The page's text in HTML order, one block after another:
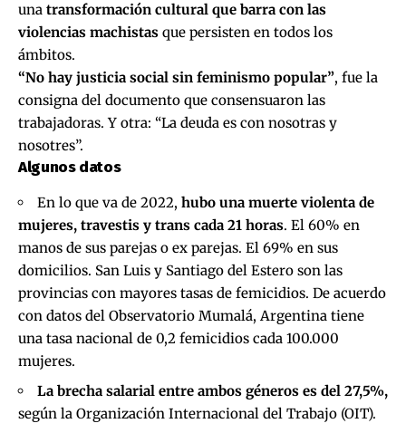
una transformación cultural que barra con las
violencias machistas que persisten en todos los
ámbitos.
“No hay justicia social sin feminismo popular”, fue la
consigna del documento que consensuaron las
trabajadoras. Y otra: “La deuda es con nosotras y
nosotres”.
Algunos datos
En lo que va de 2022, hubo una muerte violenta de
mujeres, travestis y trans cada 21 horas. El 60% en
manos de sus parejas o ex parejas. El 69% en sus
domicilios. San Luis y Santiago del Estero son las
provincias con mayores tasas de femicidios. De acuerdo
con datos del Observatorio Mumalá, Argentina tiene
una tasa nacional de 0,2 femicidios cada 100.000
mujeres.
La brecha salarial entre ambos géneros es del 27,5%,
según la Organización Internacional del Trabajo (OIT).